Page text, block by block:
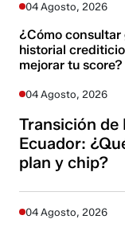
04 Agosto, 2026
¿Cómo
historial
mejorar tu score?
04 Agosto, 2026
Transición de
Ecuador:
plan y chip?
04 Agosto, 2026